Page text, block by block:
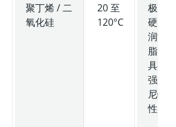
聚丁烯 / 二
氧化硅
20 至
120°C
极高
硬度
润滑
脂，
具有
强阻
尼特
性。